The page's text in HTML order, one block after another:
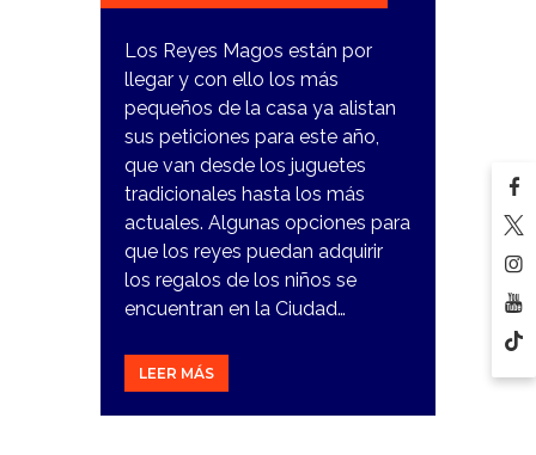
Los Reyes Magos están por
llegar y con ello los más
pequeños de la casa ya alistan
sus peticiones para este año,
que van desde los juguetes
tradicionales hasta los más
actuales. Algunas opciones para
que los reyes puedan adquirir
los regalos de los niños se
encuentran en la Ciudad…
LEER MÁS
3